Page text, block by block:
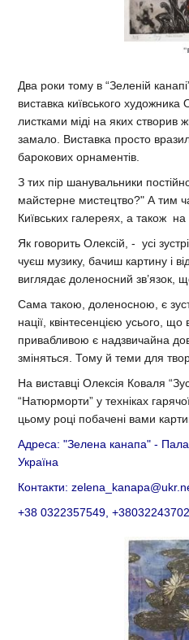
Два роки тому в “Зеленій
виставка київського художника
листками міді на яких створив
замало. Виставка просто
барокових орнаментів.
З тих пір шанувальники
майстерне мистецтво?" А тим
Київських галереях, а також на
Як говорить Олексій, - усі
чуєш музику, бачиш картину і
виглядає доленосний зв’язок,
Сама такою, доленосною, є
нації, квінтесенцією усього,
привабливою є надзвичайна
зміняться. Тому й теми для
На виставці Олексія Коваля
“Натюрморти” у техніках
цьому році побачені вами
Адреса: "Зелена канапа" - Палац
Україна
Контакти:
+38 0322357549,